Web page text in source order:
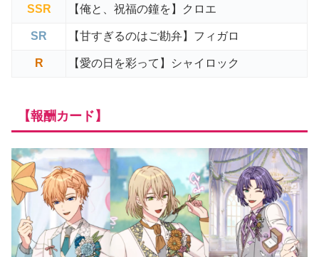
SSR 【俺と、祝福の鐘を】クロエ
SR 【甘すぎるのはご勘弁】フィガロ
R 【愛の日を彩って】シャイロック
【報酬カード】